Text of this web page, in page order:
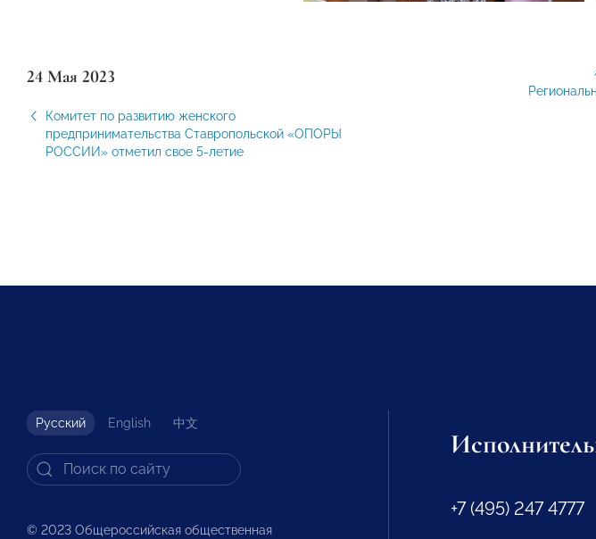
24 Мая 2023
Комитет по развитию женского
предпринимательства Ставропольской «ОПОРЫ
РОССИИ» отметил свое 5-летие
Русский English 中文
© 2023 Общероссийская общественная
+7 (495) 247 4777